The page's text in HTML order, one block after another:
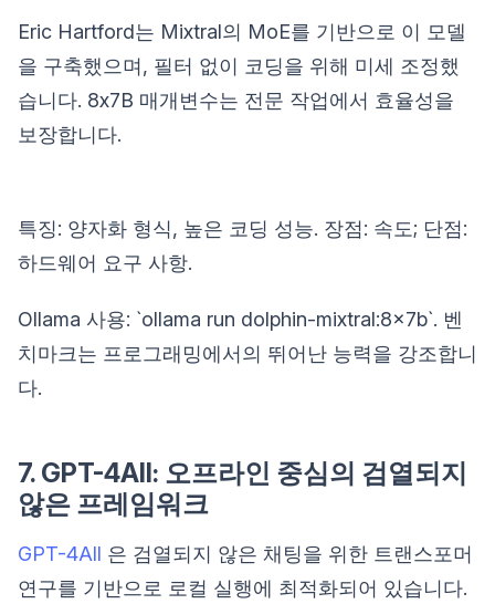
Eric Hartford는 Mixtral의 MoE를 기반으로 이 모델
을 구축했으며, 필터 없이 코딩을 위해 미세 조정했
습니다. 8x7B 매개변수는 전문 작업에서 효율성을
보장합니다.
특징: 양자화 형식, 높은 코딩 성능. 장점: 속도; 단점:
하드웨어 요구 사항.
Ollama 사용: `ollama run dolphin-mixtral:8x7b`. 벤
치마크는 프로그래밍에서의 뛰어난 능력을 강조합니
다.
7. GPT-4All: 오프라인 중심의 검열되지
않은 프레임워크
GPT-4All 은 검열되지 않은 채팅을 위한 트랜스포머
연구를 기반으로 로컬 실행에 최적화되어 있습니다.